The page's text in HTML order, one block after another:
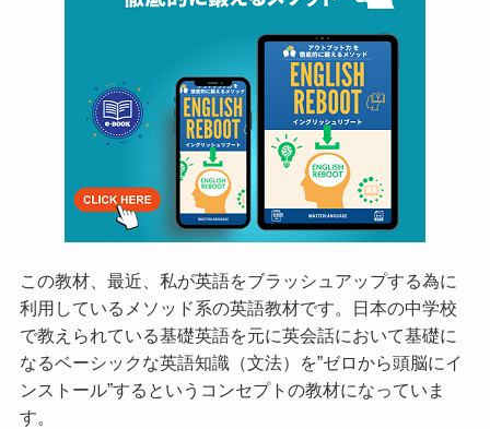
この教材、最近、私が英語をブラッシュアップする為に
利用しているメソッド系の英語教材です。日本の中学校
で教えられている基礎英語を元に英会話において基礎に
なるベーシックな英語知識（文法）を”ゼロから頭脳にイ
ンストール”するというコンセプトの教材になっていま
す。